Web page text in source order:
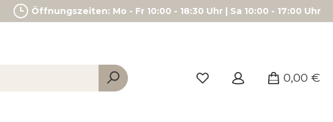
Öffnungszeiten: Mo - Fr 10:00 - 18:30 Uhr | Sa 10:00 - 17:00 Uhr
0,00 €